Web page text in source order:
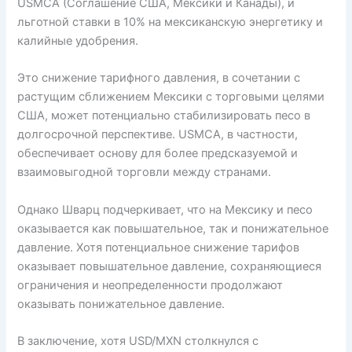
USMCA (Соглашение США, Мексики и Канады), и
льготной ставки в 10% на мексиканскую энергетику и
калийные удобрения.
Это снижение тарифного давления, в сочетании с
растущим сближением Мексики с торговыми целями
США, может потенциально стабилизировать песо в
долгосрочной перспективе. USMCA, в частности,
обеспечивает основу для более предсказуемой и
взаимовыгодной торговли между странами.
Однако Шварц подчеркивает, что на Мексику и песо
оказывается как повышательное, так и понижательное
давление. Хотя потенциальное снижение тарифов
оказывает повышательное давление, сохраняющиеся
ограничения и неопределенности продолжают
оказывать понижательное давление.
В заключение, хотя USD/MXN столкнулся с